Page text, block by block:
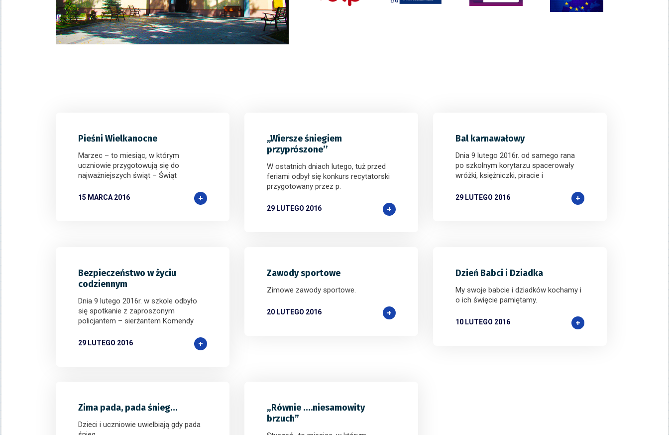
Pieśni Wielkanocne
Marzec – to miesiąc, w którym
uczniowie przygotowują się do
najważniejszych świąt – Świąt
15 MARCA 2016
,,Wiersze śniegiem
przyprószone’’
W ostatnich dniach lutego, tuż przed
feriami odbył się konkurs recytatorski
przygotowany przez p.
29 LUTEGO 2016
Bal karnawałowy
Dnia 9 lutego 2016r. od samego rana
po szkolnym korytarzu spacerowały
wróżki, księżniczki, piracie i
29 LUTEGO 2016
Bezpieczeństwo w życiu
codziennym
Dnia 9 lutego 2016r. w szkole odbyło
się spotkanie z zaproszonym
policjantem – sierżantem Komendy
29 LUTEGO 2016
Zawody sportowe
Zimowe zawody sportowe.
20 LUTEGO 2016
Dzień Babci i Dziadka
My swoje babcie i dziadków kochamy i
o ich święcie pamiętamy.
10 LUTEGO 2016
Zima pada, pada śnieg…
Dzieci i uczniowie uwielbiają gdy pada
„Równie ….niesamowity
brzuch”